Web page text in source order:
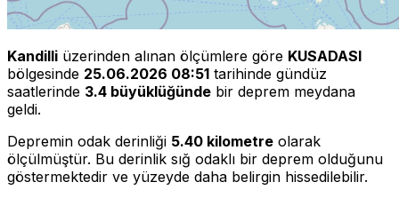
Kandilli üzerinden alınan ölçümlere göre KUSADASI
bölgesinde 25.06.2026 08:51 tarihinde gündüz
saatlerinde 3.4 büyüklüğünde bir deprem meydana
geldi.
Depremin odak derinliği 5.40 kilometre olarak
ölçülmüştür. Bu derinlik sığ odaklı bir deprem olduğunu
göstermektedir ve yüzeyde daha belirgin hissedilebilir.